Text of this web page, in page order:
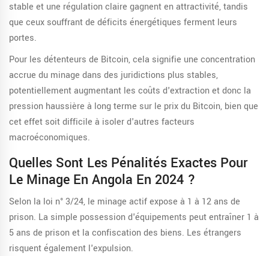
stable et une régulation claire gagnent en attractivité, tandis
que ceux souffrant de déficits énergétiques ferment leurs
portes.
Pour les détenteurs de Bitcoin, cela signifie une concentration
accrue du minage dans des juridictions plus stables,
potentiellement augmentant les coûts d'extraction et donc la
pression haussière à long terme sur le prix du Bitcoin, bien que
cet effet soit difficile à isoler d'autres facteurs
macroéconomiques.
Quelles Sont Les Pénalités Exactes Pour
Le Minage En Angola En 2024 ?
Selon la loi n° 3/24, le minage actif expose à 1 à 12 ans de
prison. La simple possession d'équipements peut entraîner 1 à
5 ans de prison et la confiscation des biens. Les étrangers
risquent également l'expulsion.